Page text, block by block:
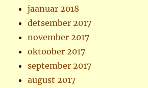
jaanuar 2018
detsember 2017
november 2017
oktoober 2017
september 2017
august 2017